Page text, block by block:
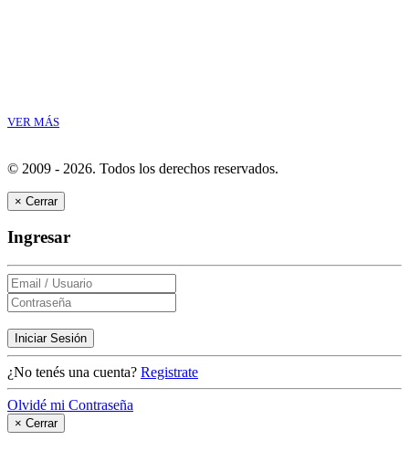
VER MÁS
© 2009 - 2026. Todos los derechos reservados.
× Cerrar
Ingresar
Iniciar Sesión
¿No tenés una cuenta? Registrate
Olvidé mi Contraseña
× Cerrar